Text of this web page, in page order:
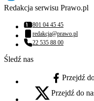
Redakcja serwisu Prawo.pl
Numer telefonu:
801 04 45 45
Adres email:
redakcja@prawo.pl
Numer telefonu:
22 535 88 00
Śledź nas
facebook -
Przejdź
x - otwiera się w nowej
Przejdź do